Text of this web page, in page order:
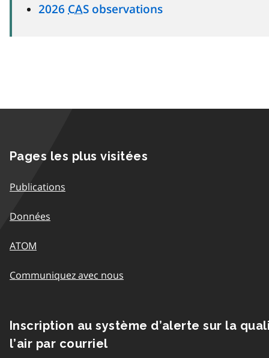
2026 CAS observations
Pages les plus visitées
Publications
Données
ATOM
Communiquez avec nous
Inscription au système d’alerte sur la
l’air par courriel